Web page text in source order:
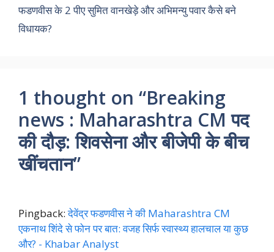
फडणवीस के 2 पीए सुमित वानखेड़े और अभिमन्यु पवार कैसे बने
विधायक?
1 thought on “Breaking
news : Maharashtra CM पद
की दौड़: शिवसेना और बीजेपी के बीच
खींचतान”
Pingback:देवेंद्र फडणवीस ने की Maharashtra CM
एकनाथ शिंदे से फोन पर बात: वजह सिर्फ स्वास्थ्य हालचाल या कुछ
और? - Khabar Analyst